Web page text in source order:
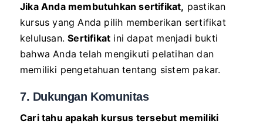
Jika Anda membutuhkan sertifikat, pastikan
kursus yang Anda pilih memberikan sertifikat
kelulusan.Sertifikat ini dapat menjadi bukti
bahwa Anda telah mengikuti pelatihan dan
memiliki pengetahuan tentang sistem pakar.
7. Dukungan Komunitas
Cari tahu apakah kursus tersebut memiliki